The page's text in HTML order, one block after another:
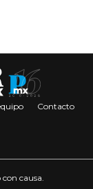
Contacto
causa.